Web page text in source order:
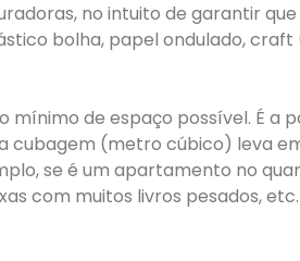
no intuito de garantir
bolha, papel ondulado,
de espaço possível. É a
cubagem (metro cúbico) leva
se é um apartamento no
com muitos livros pesados, etc.